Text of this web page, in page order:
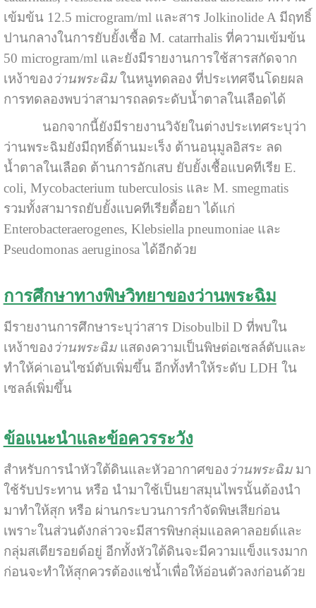
เข้มข้น 12.5 microgram/ml และสาร Jolkinolide A มีฤทธิ์
ปานกลางในการยับยั้งเชื้อ M. catarrhalis ที่ความเข้มข้น
50 microgram/ml และยังมีรายงานการใช้สารสกัดจาก
เหง้าของว่านพระฉิมในหนูทดลอง ที่ประเทศจีนโดยผล
การทดลองพบว่าสามารถลดระดับน้ำตาลในเลือดได้
นอกจากนี้ยังมีรายงานวิจัยในต่างประเทศระบุว่า
ว่านพระฉิมยังมีฤทธิ์ต้านมะเร็ง ต้านอนุมูลอิสระ ลด
น้ำตาลในเลือด ต้านการอักเสบ ยับยั้งเชื้อแบคทีเรีย E.
coli, Mycobacterium tuberculosis และ M. smegmatis
รวมทั้งสามารถยับยั้งแบคทีเรียดื้อยา ได้แก่
Enterobacteraerogenes, Klebsiella pneumoniae และ
Pseudomonas aeruginosa ได้อีกด้วย
การศึกษาทางพิษวิทยาของว่านพระฉิม
มีรายงานการศึกษาระบุว่าสาร Disobulbil D ที่พบใน
เหง้าของว่านพระฉิมแสดงความเป็นพิษต่อเซลล์ตับและ
ทำให้ค่าเอนไซม์ตับเพิ่มขึ้น อีกทั้งทำให้ระดับ LDH ใน
เซลล์เพิ่มขึ้น
ข้อแนะนำและข้อควรระวัง
สำหรับการนำหัวใต้ดินและหัวอากาศของว่านพระฉิมมา
ใช้รับประทาน หรือ นำมาใช้เป็นยาสมุนไพรนั้นต้องนำ
มาทำให้สุก หรือ ผ่านกระบวนการกำจัดพิษเสียก่อน
เพราะในส่วนดังกล่าวจะมีสารพิษกลุ่มแอลคาลอยด์และ
กลุ่มสเตียรอยด์อยู่ อีกทั้งหัวใต้ดินจะมีความแข็งแรงมาก
ก่อนจะทำให้สุกควรต้องแช่น้ำเพื่อให้อ่อนตัวลงก่อนด้วย